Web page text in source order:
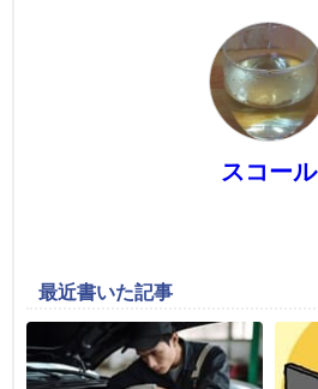
スコール
最近書いた記事